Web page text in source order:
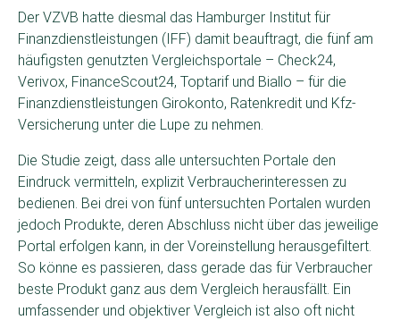
Der VZVB hatte diesmal das Hamburger Institut für
Finanzdienstleistungen (IFF) damit beauftragt, die fünf am
häufigsten genutzten Vergleichsportale – Check24,
Verivox, FinanceScout24, Toptarif und Biallo – für die
Finanzdienstleistungen Girokonto, Ratenkredit und Kfz-
Versicherung unter die Lupe zu nehmen.
Die Studie zeigt, dass alle untersuchten Portale den
Eindruck vermitteln, explizit Verbraucherinteressen zu
bedienen. Bei drei von fünf untersuchten Portalen wurden
jedoch Produkte, deren Abschluss nicht über das jeweilige
Portal erfolgen kann, in der Voreinstellung herausgefiltert.
So könne es passieren, dass gerade das für Verbraucher
beste Produkt ganz aus dem Vergleich herausfällt. Ein
umfassender und objektiver Vergleich ist also oft nicht